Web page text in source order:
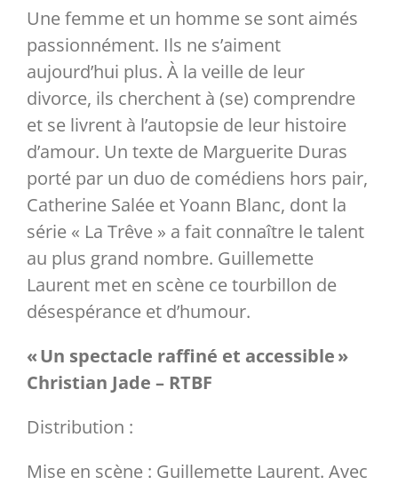
Partenaires
Liens
Une femme et un homme se sont aimés
passionnément. Ils ne s’aiment
aujourd’hui plus. À la veille de leur
divorce, ils cherchent à (se) comprendre
et se livrent à l’autopsie de leur histoire
d’amour. Un texte de Marguerite Duras
porté par un duo de comédiens hors pair,
Catherine Salée et Yoann Blanc, dont la
série « La Trêve » a fait connaître le talent
au plus grand nombre. Guillemette
Laurent met en scène ce tourbillon de
désespérance et d’humour.
« Un spectacle raffiné et accessible »
Christian Jade – RTBF
Distribution :
Mise en scène : Guillemette Laurent. Avec